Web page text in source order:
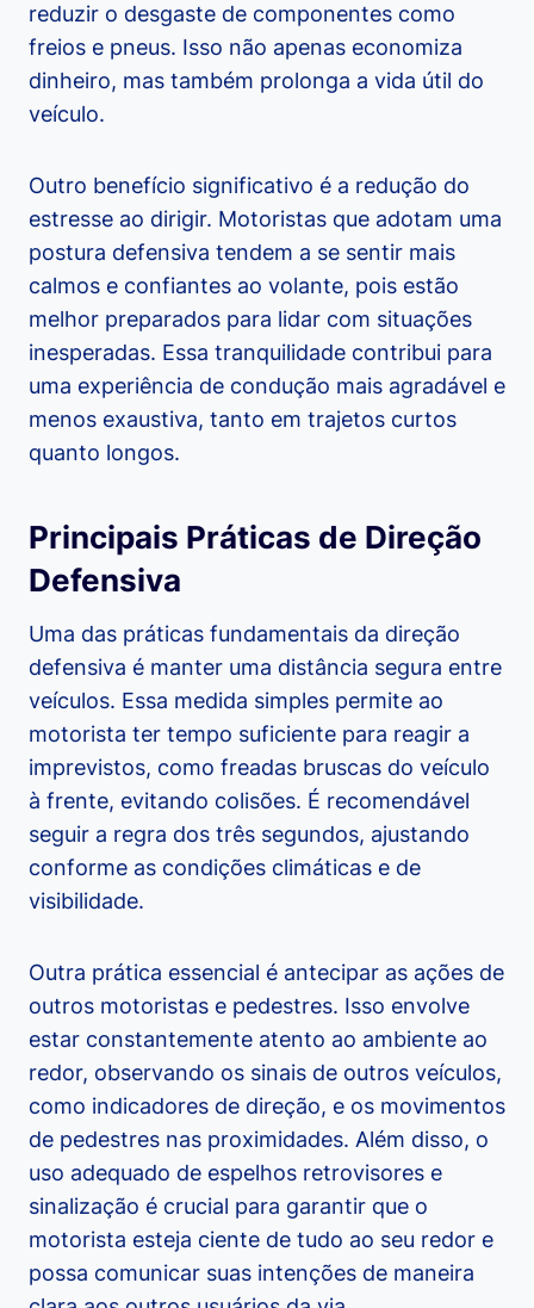
reduzir o desgaste de componentes como
freios e pneus. Isso não apenas economiza
dinheiro, mas também prolonga a vida útil do
veículo.
Outro benefício significativo é a redução do
estresse ao dirigir. Motoristas que adotam uma
postura defensiva tendem a se sentir mais
calmos e confiantes ao volante, pois estão
melhor preparados para lidar com situações
inesperadas. Essa tranquilidade contribui para
uma experiência de condução mais agradável e
menos exaustiva, tanto em trajetos curtos
quanto longos.
Principais Práticas de Direção
Defensiva
Uma das práticas fundamentais da direção
defensiva é manter uma distância segura entre
veículos. Essa medida simples permite ao
motorista ter tempo suficiente para reagir a
imprevistos, como freadas bruscas do veículo
à frente, evitando colisões. É recomendável
seguir a regra dos três segundos, ajustando
conforme as condições climáticas e de
visibilidade.
Outra prática essencial é antecipar as ações de
outros motoristas e pedestres. Isso envolve
estar constantemente atento ao ambiente ao
redor, observando os sinais de outros veículos,
como indicadores de direção, e os movimentos
de pedestres nas proximidades. Além disso, o
uso adequado de espelhos retrovisores e
sinalização é crucial para garantir que o
motorista esteja ciente de tudo ao seu redor e
possa comunicar suas intenções de maneira